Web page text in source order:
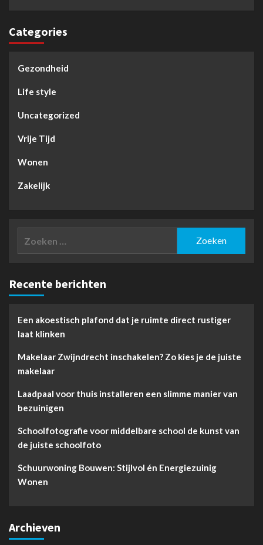
Categories
Gezondheid
Life style
Uncategorized
Vrije Tijd
Wonen
Zakelijk
Recente berichten
Een akoestisch plafond dat je ruimte direct rustiger
laat klinken
Makelaar Zwijndrecht inschakelen? Zo kies je de juiste
makelaar
Laadpaal voor thuis installeren een slimme manier van
bezuinigen
Schoolfotografie voor middelbare school de kunst van
de juiste schoolfoto
Schuurwoning Bouwen: Stijlvol én Energiezuinig
Wonen
Archieven